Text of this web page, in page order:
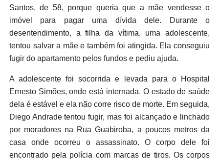
Santos, de 58, porque queria que a mãe vendesse o
imóvel para pagar uma dívida dele. Durante o
desentendimento, a filha da vítima, uma adolescente,
tentou salvar a mãe e também foi atingida. Ela conseguiu
fugir do apartamento pelos fundos e pediu ajuda.
A adolescente foi socorrida e levada para o Hospital
Ernesto Simões, onde está internada. O estado de saúde
dela é estável e ela não corre risco de morte. Em seguida,
Diego Andrade tentou fugir, mas foi alcançado e linchado
por moradores na Rua Guabiroba, a poucos metros da
casa onde ocorreu o assassinato. O corpo dele foi
encontrado pela polícia com marcas de tiros. Os corpos